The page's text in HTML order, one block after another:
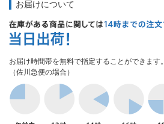
お届けについて
お届け時間帯を無料で指定することができます。
（佐川急便の場合）